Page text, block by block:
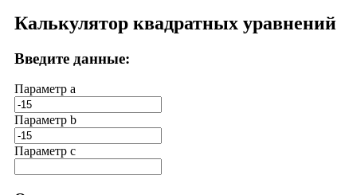
Калькулятор квадратных уравнений
Введите данные:
Параметр a
Параметр b
Параметр с